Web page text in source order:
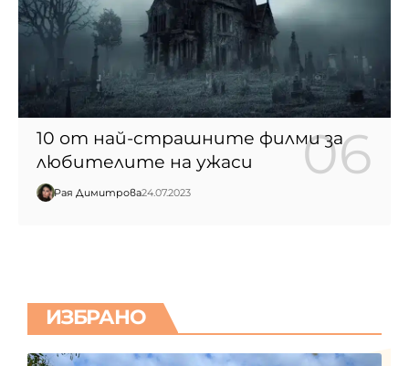
10 от най-страшните филми за
любителите на ужаси
Рая Димитрова24.07.2023
ИЗБРАНО